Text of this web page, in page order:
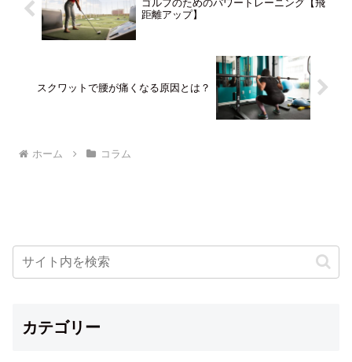
ゴルフのためのパワートレーニング【飛
距離アップ】
スクワットで腰が痛くなる原因とは？
ホーム コラム
カテゴリー